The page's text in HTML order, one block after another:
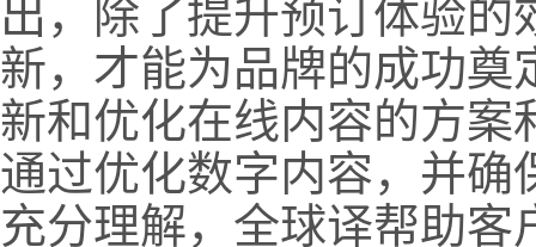
出，除了提升预订体验
新，才能为品牌的成功奠
新和优化在线内容的方案
通过优化数字内容，并确
充分理解，全球译帮助